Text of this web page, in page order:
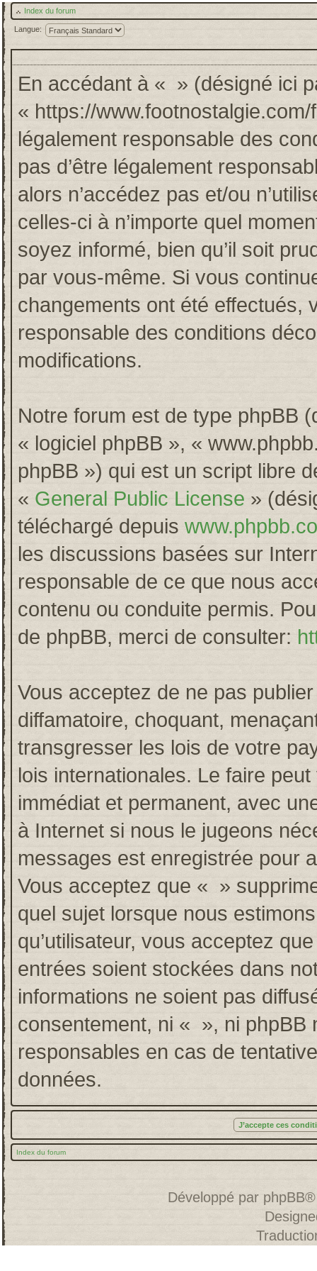
Index du forum
Langue:
En accédant à « » (désigné ici
« https://
légalement responsable des
pas d’être légalement
alors n’accédez pas et/ou
celles-ci à n’importe quel
soyez informé, bien qu’il soit
par vous-même. Si vous
changements ont été effectués,
responsable des conditions
modifications.
Notre forum est de type phpBB
« logiciel phpBB », «
phpBB ») qui est un script libre
« General Public License »
téléchargé depuis
les discussions basées sur
responsable de ce que nous
contenu ou conduite permis.
de phpBB, merci de consulter:
Vous acceptez de ne pas
diffamatoire, choquant,
transgresser les lois de votre
lois internationales. Le faire
immédiat et permanent, avec
à Internet si nous le jugeons
messages est enregistrée pour
Vous acceptez que « »
quel sujet lorsque nous
qu’utilisateur, vous acceptez
entrées soient stockées dans
informations ne soient pas
consentement, ni « », ni phpBB
responsables en cas de
données.
Index du forum
Développé par phpBB®